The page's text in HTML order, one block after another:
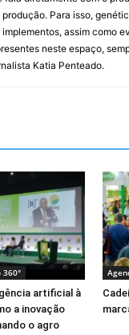
Para isso,
assim como
neste espaço,
Katia Penteado.
360°
artificial à
a inovação
o agro